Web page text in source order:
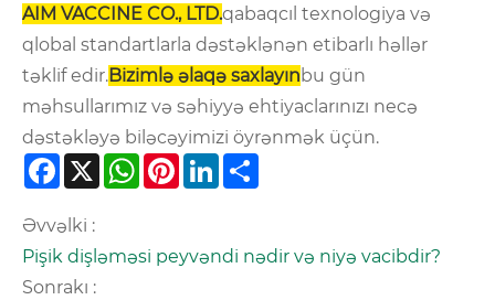
AIM VACCINE CO., LTD.qabaqcıl texnologiya və
qlobal standartlarla dəstəklənən etibarlı həllər
təklif edir.Bizimlə əlaqə saxlayınbu gün
məhsullarımız və səhiyyə ehtiyaclarınızı necə
dəstəkləyə biləcəyimizi öyrənmək üçün.
Facebook
X WhatsApp
Pinterest
LinkedIn
Əvvəlki :
Pişik dişləməsi peyvəndi nədir və niyə vacibdir?
Sonrakı :